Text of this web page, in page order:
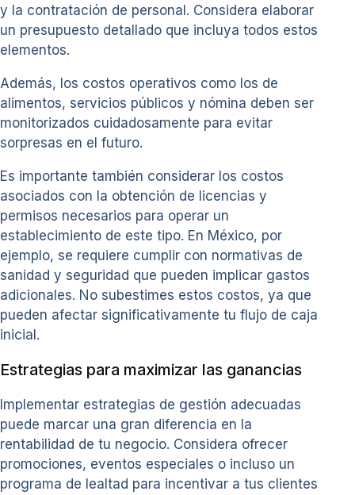
y la contratación de personal. Considera elaborar
un presupuesto detallado que incluya todos estos
elementos.
Además, los costos operativos como los de
alimentos, servicios públicos y nómina deben ser
monitorizados cuidadosamente para evitar
sorpresas en el futuro.
Es importante también considerar los costos
asociados con la obtención de licencias y
permisos necesarios para operar un
establecimiento de este tipo. En México, por
ejemplo, se requiere cumplir con normativas de
sanidad y seguridad que pueden implicar gastos
adicionales. No subestimes estos costos, ya que
pueden afectar significativamente tu flujo de caja
inicial.
Estrategias para maximizar las ganancias
Implementar estrategias de gestión adecuadas
puede marcar una gran diferencia en la
rentabilidad de tu negocio. Considera ofrecer
promociones, eventos especiales o incluso un
programa de lealtad para incentivar a tus clientes